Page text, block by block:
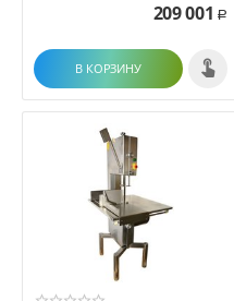
209 001 Р
В КОРЗИНУ